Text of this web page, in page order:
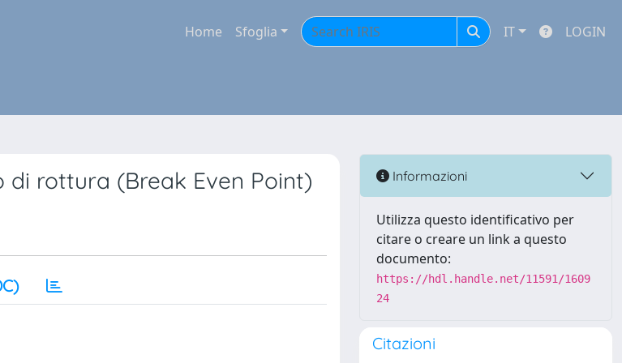
Home Sfoglia IT LOGIN
di rottura (Break Even Point) Informazioni
Utilizza questo identificativo per
citare o creare un link a questo
documento:
https://hdl.handle.net/11591/1609
24
Citazioni